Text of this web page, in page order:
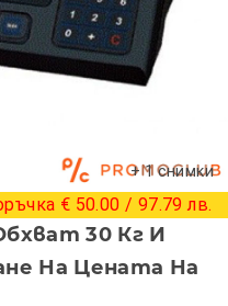
+ 1 снимки
€ 50.00 / 97.79 лв.
30 Кг И
На Цената На